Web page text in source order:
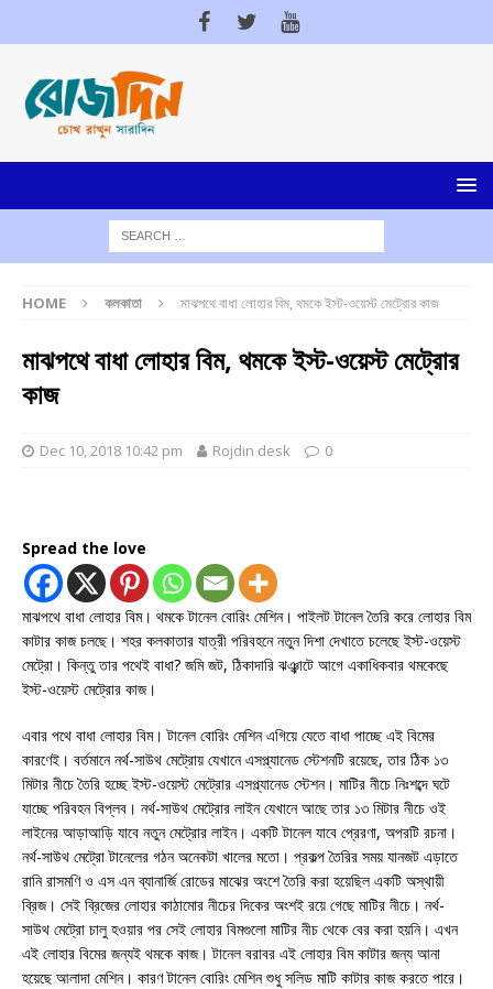
HOME কলকাতা মাঝপথে বাধা লোহার বিম, থমকে ইস্ট-ওয়েস্ট মেট্রোর কাজ
মাঝপথে বাধা লোহার বিম, থমকে ইস্ট-ওয়েস্ট মেট্রোর
কাজ
Dec 10, 2018 10:42 pm Rojdin desk 0
Spread the love
মাঝপথে বাধা লোহার বিম। থমকে টানেল বোরিং মেশিন। পাইলট টানেল তৈরি করে লোহার বিম
কাটার কাজ চলছে। শহর কলকাতার যাত্রী পরিবহনে নতুন দিশা দেখাতে চলেছে ইস্ট-ওয়েস্ট
মেট্রো। কিন্তু তার পথেই বাধা? জমি জট, ঠিকাদারি ঝঞ্ঝাটে আগে একাধিকবার থমকেছে
ইস্ট-ওয়েস্ট মেট্রোর কাজ।
এবার পথে বাধা লোহার বিম। টানেল বোরিং মেশিন এগিয়ে যেতে বাধা পাচ্ছে এই বিমের
কারণেই। বর্তমানে নর্থ-সাউথ মেট্রোয় যেখানে এসপ্ল্যানেড স্টেশনটি রয়েছে, তার ঠিক ১৩
মিটার নীচে তৈরি হচ্ছে ইস্ট-ওয়েস্ট মেট্রোর এসপ্ল্যানেড স্টেশন। মাটির নীচে নিঃশব্দে ঘটে
যাচ্ছে পরিবহন বিপ্লব। নর্থ-সাউথ মেট্রোর লাইন যেখানে আছে তার ১৩ মিটার নীচে ওই
লাইনের আড়াআড়ি যাবে নতুন মেট্রোর লাইন। একটি টানেল যাবে প্রেরণা, অপরটি রচনা।
নর্থ-সাউথ মেট্রো টানেলের গঠন অনেকটা খালের মতো। প্রকল্প তৈরির সময় যানজট এড়াতে
রানি রাসমণি ও এস এন ব্যানার্জি রোডের মাঝের অংশে তৈরি করা হয়েছিল একটি অস্থায়ী
ব্রিজ। সেই ব্রিজের লোহার কাঠামোর নীচের দিকের অংশই রয়ে গেছে মাটির নীচে। নর্থ-
সাউথ মেট্রো চালু হওয়ার পর সেই লোহার বিমগুলো মাটির নীচ থেকে বের করা হয়নি। এখন
এই লোহার বিমের জন্যই থমকে কাজ। টানেল বরাবর এই লোহার বিম কাটার জন্য আনা
হয়েছে আলাদা মেশিন। কারণ টানেল বোরিং মেশিন শুধু সলিড মাটি কাটার কাজ করতে পারে।